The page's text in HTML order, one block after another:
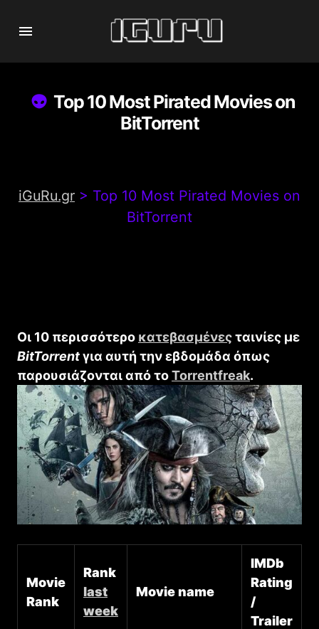
Top 10 Most Pirated Movies on
BitTorrent
iGuRu.gr > Top 10 Most Pirated Movies on
BitTorrent
Οι 10 περισσότερο κατεβασμένεςταινίες με
BitTorrentγια αυτή την εβδομάδα όπως
παρουσιάζονται από τοTorrentfreak.
Movie
Rank
Rank
last
week
Movie name
IMDb
Rating
/
Trailer